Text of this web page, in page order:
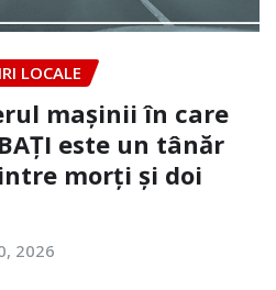
LOCALE
mașinii în care
este un tânăr
morți și doi
2026